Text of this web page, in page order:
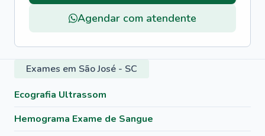
Agendar com atendente
Exames em São José - SC
Ecografia Ultrassom
Hemograma Exame de Sangue